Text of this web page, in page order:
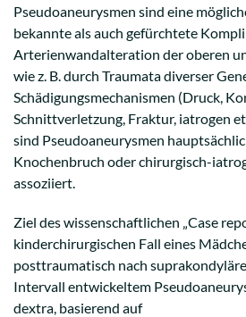
Pseudoaneurysmen sind eine
bekannte als auch gefürchtete
Arterienwandalteration der oberen
wie z. B. durch Traumata diverser
Schädigungsmechanismen (Druck,
Schnittverletzung, Fraktur, iatrogen
sind Pseudoaneurysmen
Knochenbruch oder chirurgisch-
assoziiert.
Ziel des wissenschaftlichen „Case
kinderchirurgischen Fall eines
posttraumatisch nach
Intervall entwickeltem
dextra, basierend auf